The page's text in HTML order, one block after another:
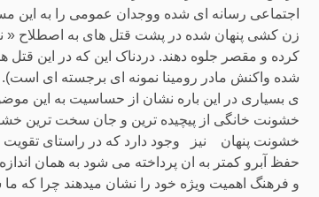
اجتماعی رسانه ای شده ووجدان عمومی را به
زن کشی پنهان شده در پشت قتل های به اصطلاح «
کرده و مقصر جلوه دهند. دردناک این که در این
شده واکنش مادر رومینا نمونه ای برجسته ای است).
ی بسیاری در این باره نشان از حساسیت به
خشونت خانگی از پیچیده ترین و جان سخت ترین
خشونت پنهان نیز وجود دارد که در راستای
حفظ آبرو کمتر به ان پرداخته می شود به همان
و فرهنگ اهمیت ویژه خود را نشان میدهند چرا که